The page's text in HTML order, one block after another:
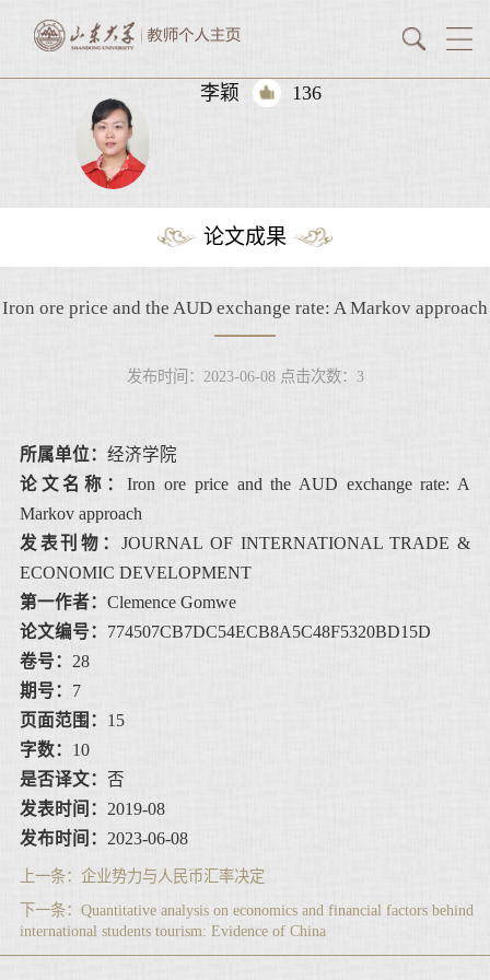
李颖 136
论文成果
Iron ore price and the AUD exchange rate: A Markov approach
发布时间：2023-06-08 点击次数： 3
所属单位： 经济学院
论文名称：Iron ore price and the AUD exchange rate: A
Markov approach
发表刊物：JOURNAL OF INTERNATIONAL TRADE &
ECONOMIC DEVELOPMENT
第一作者： Clemence Gomwe
论文编号： 774507CB7DC54ECB8A5C48F5320BD15D
卷号： 28
期号： 7
页面范围： 15
字数： 10
是否译文： 否
发表时间： 2019-08
发布时间： 2023-06-08
上一条： 企业势力与人民币汇率决定
下一条： Quantitative analysis on economics and financial factors behind
international students tourism: Evidence of China